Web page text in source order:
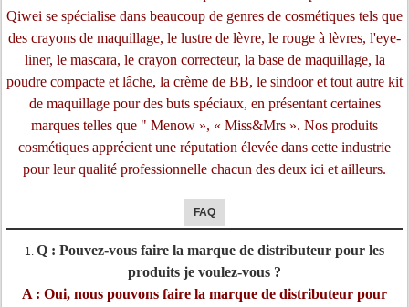
Qiwei se spécialise dans beaucoup de genres de cosmétiques tels que
des crayons de maquillage, le lustre de lèvre, le rouge à lèvres, l'eye-
liner, le mascara, le crayon correcteur, la base de maquillage, la
poudre compacte et lâche, la crème de BB, le sindoor et tout autre kit
de maquillage pour des buts spéciaux, en présentant certaines
marques telles que " Menow », « Miss&Mrs ». Nos produits
cosmétiques apprécient une réputation élevée dans cette industrie
pour leur qualité professionnelle chacun des deux ici et ailleurs.
FAQ
1. Q : Pouvez-vous faire la marque de distributeur pour les
produits je voulez-vous ?
A : Oui, nous pouvons faire la marque de distributeur pour